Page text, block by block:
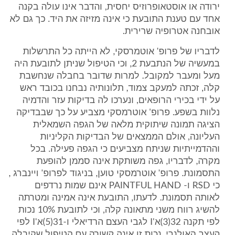
ירודה או אוסטאופרוזיס יחסית, והדבר אינו עולה בקנה
אחד עם טענת התובעת כי אינה מזיזה את היד. כך גם לא
אובחנה אטרופיה שרירית.
לדבריו של פרופ' אוטמרסקי, לא הייתה כל התרשלות
במעשיה של הנתבעת 2, וכי הטיפול שניתן לתובעת היה
מעל ומעבר למקובל. למרות שדובר בחבלה שנחשבת
קלה, זכתה למעקב צמוד, תלונותיה נבחנו בכובד ראש
על ידי בכירי הרופאים, ונערכו לה בדיקות עזר והדמיה
נלוות בשפע. פרופ' אוטרמסקי מצביע על כך שבבדיקה
הציגה תמונה שיתוקית מלאה של הגפה השמאלית
העליונה, אולם הממצאים של הבדיקות הקליניות
וההדמייתיות שניתח מצביעים כי הגפה פעילה. בכל
מקרה, לדבריו, גפה משותקת אינה סממן להופעת
התסמונת. פרופ' אוטרמסקי טוען, בניגוד לפרופ' ויינברג ,
כי RSD ו- PAINTFUL HAND אינם שמות נרדפים
לאותה תסמונת. לדעתו, התובעת אינה אמינה ומטרתה
להשיג רווח משני מתאונה קלה, וכי לתובעת 10% נכות
לפי תקנה 32(3)א'I לגבי העצם הרדיאלי ו-31(5)א'I לפי